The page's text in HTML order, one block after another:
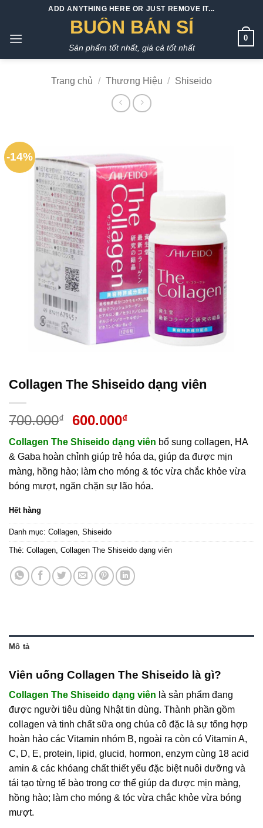
nội
ADD ANYTHING HERE OR JUST REMOVE IT...
BUÔN BÁN SỈ
Sản phẩm tốt nhất, giá cả tốt nhất
0
Trang chủ / Thương Hiệu / Shiseido
-14%
Collagen The Shiseido dạng viên
700.000₫
Giá
là:
700.000₫.
600.000₫Giá
hiện
tại
là:
600.000₫.
Collagen The Shiseido dạng viên bổ sung collagen, HA
& Gaba hoàn chỉnh giúp trẻ hóa da, giúp da được mịn
màng, hồng hào; làm cho móng & tóc vừa chắc khỏe vừa
bóng mượt, ngăn chặn sự lão hóa.
Hết hàng
Danh mục: Collagen Shiseido
Thẻ: Collagen Collagen The Shiseido dạng viên
Mô tả
Viên uống Collagen The Shiseido là gì?
Collagen The Shiseido dạng viên là sản phẩm đang
được người tiêu dùng Nhật tin dùng. Thành phần gồm
collagen và tinh chất sữa ong chúa cô đặc là sự tổng hợp
hoàn hảo các Vitamin nhóm B, ngoài ra còn có Vitamin A,
C, D, E, protein, lipid, glucid, hormon, enzym cùng 18 acid
amin & các khóang chất thiết yếu đặc biệt nuôi dưỡng và
tái tạo từng tế bào trong cơ thể giúp da được mịn màng,
hồng hào; làm cho móng & tóc vừa chắc khỏe vừa bóng
mượt.